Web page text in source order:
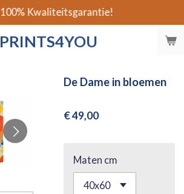
PRINTS4YOU
100% Kwaliteitsgarantie!
De Dame in bloemen
€ 49,00
Maten cm